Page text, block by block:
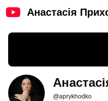
Анастасія
@aprykhodko